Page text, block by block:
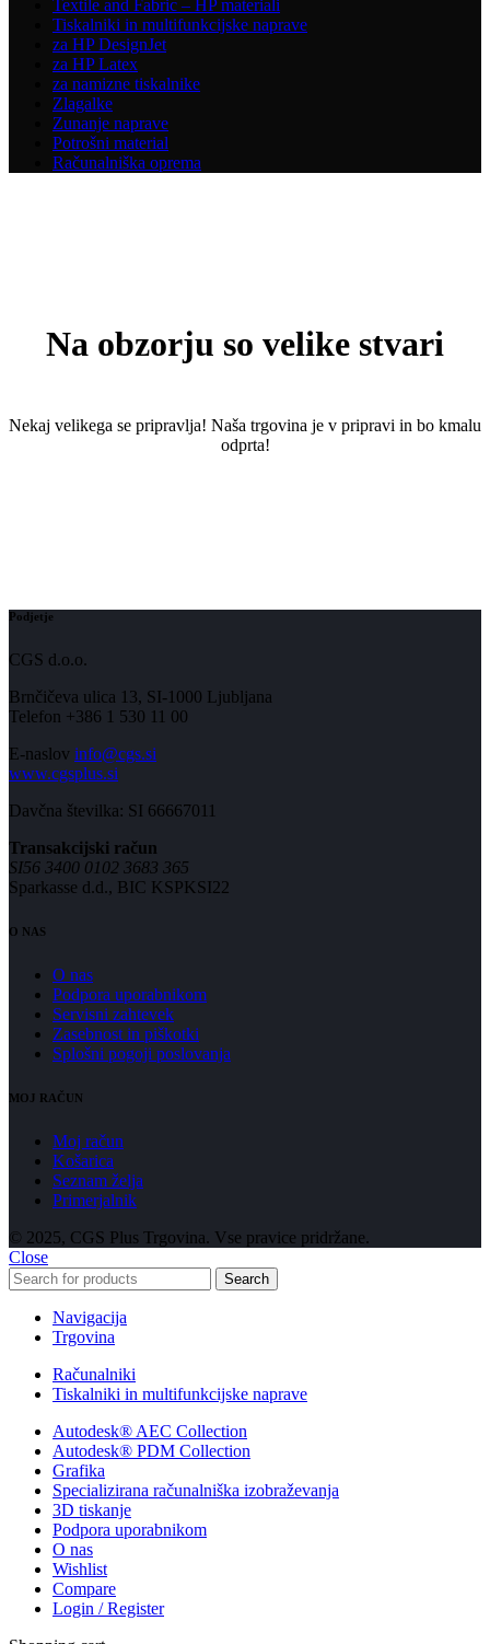
Textile and Fabric – HP materiali
Tiskalniki in multifunkcijske naprave
za HP DesignJet
za HP Latex
za namizne tiskalnike
Zlagalke
Zunanje naprave
Potrošni material
Računalniška oprema
Na obzorju so velike stvari
Nekaj ​​velikega se pripravlja! Naša trgovina je v pripravi in ​​bo kmalu
odprta!
Podjetje
CGS d.o.o.
Brnčičeva ulica 13, SI-1000 Ljubljana
Telefon +386 1 530 11 00
E-naslov info@cgs.si
www.cgsplus.si
Davčna številka: SI 66667011
Transakcijski račun
SI56 3400 0102 3683 365
Sparkasse d.d., BIC KSPKSI22
O NAS
O nas
Podpora uporabnikom
Servisni zahtevek
Zasebnost in piškotki
Splošni pogoji poslovanja
MOJ RAČUN
Moj račun
Košarica
Seznam želja
Primerjalnik
© 2025, CGS Plus Trgovina. Vse pravice pridržane.
Close
Search
Navigacija
Trgovina
Računalniki
Tiskalniki in multifunkcijske naprave
Autodesk® AEC Collection
Autodesk® PDM Collection
Grafika
Specializirana računalniška izobraževanja
3D tiskanje
Podpora uporabnikom
O nas
Wishlist
Compare
Login / Register